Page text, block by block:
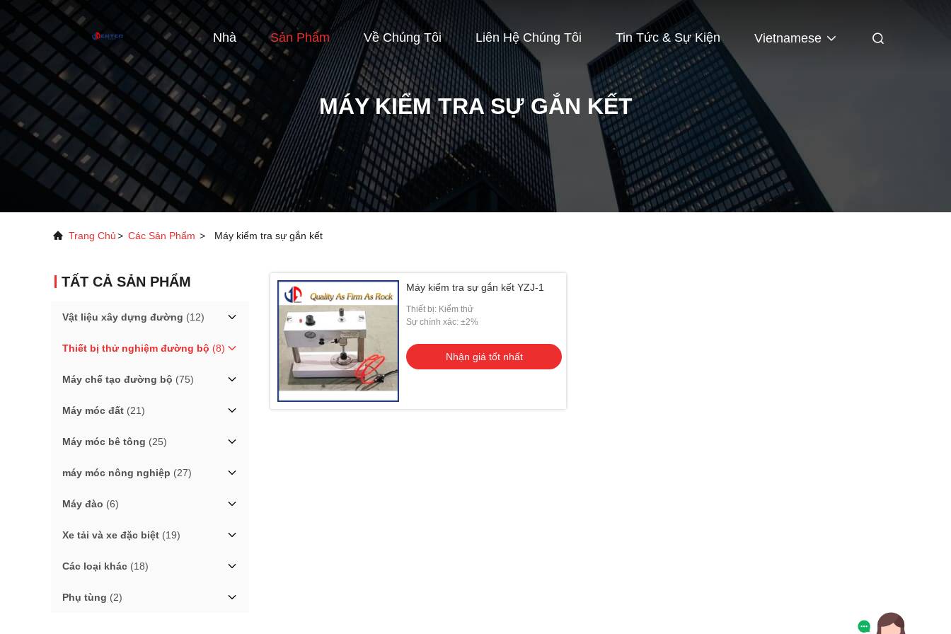
Nhà Sản Phẩm Về Chúng Tôi Liên Hệ Chúng Tôi Tin Tức & Sự Kiện Vietnamese
MÁY KIỂM TRA SỰ GẮN KẾT
Trang Chủ> Các Sản Phẩm > Máy kiểm tra sự gắn kết
TẤT CẢ SẢN PHẨM
Vật liệu xây dựng đường (12)
Thiết bị thử nghiệm đường bộ (8)
Máy chế tạo đường bộ (75)
Máy móc đất (21)
Máy móc bê tông (25)
máy móc nông nghiệp (27)
Máy đào (6)
Xe tải và xe đặc biệt (19)
Các loại khác (18)
Phụ tùng (2)
Máy kiểm tra sự gắn kết YZJ-1
Thiết bị: Kiểm thử
Sự chính xác: ±2%
Nhận giá tốt nhất